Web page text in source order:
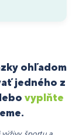
ohľadom
jedného z
vyplňte